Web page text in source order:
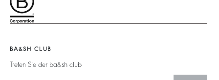
Accessibility
Rückenfrei
Partner
Nachhaltigkeit
125 Et Après
Neue Kollektion
BA&SH CLUB
Treten Sie der ba&sh club